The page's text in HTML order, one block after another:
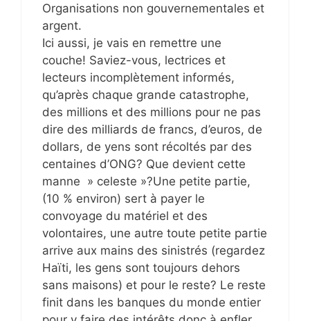
Organisations non gouvernementales et
argent.
Ici aussi, je vais en remettre une
couche! Saviez-vous, lectrices et
lecteurs incomplètement informés,
qu’après chaque grande catastrophe,
des millions et des millions pour ne pas
dire des milliards de francs, d’euros, de
dollars, de yens sont récoltés par des
centaines d’ONG? Que devient cette
manne » celeste »?Une petite partie,
(10 % environ) sert à payer le
convoyage du matériel et des
volontaires, une autre toute petite partie
arrive aux mains des sinistrés (regardez
Haïti, les gens sont toujours dehors
sans maisons) et pour le reste? Le reste
finit dans les banques du monde entier